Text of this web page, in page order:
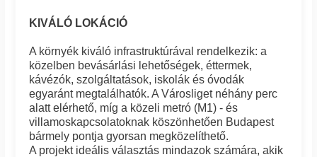
KIVÁLÓ LOKÁCIÓ
A környék kiváló infrastruktúrával rendelkezik: a
közelben bevásárlási lehetőségek, éttermek,
kávézók, szolgáltatások, iskolák és óvodák
egyaránt megtalálhatók. A Városliget néhány perc
alatt elérhető, míg a közeli metró (M1) - és
villamoskapcsolatoknak köszönhetően Budapest
bármely pontja gyorsan megközelíthető.
A projekt ideális választás mindazok számára, akik